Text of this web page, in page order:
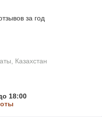
за год
Казахстан
18:00